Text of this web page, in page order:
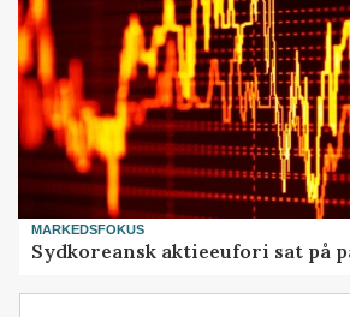
MARKEDSFOKUS
Sydkoreansk aktieeufori sat på